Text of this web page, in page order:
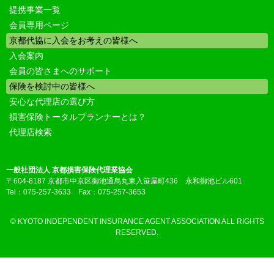
提携事業一覧
会員専用ページ
京都代協に入会をお考えの皆様へ
入会案内
会員の皆さまへのサポート
保険を検討中の皆様へ
安心な代理店の選び方
損害保険トータルプランナーとは？
代理店検索
一般社団法人 京都損害保険代理業協会
〒604-8187 京都市中京区御池通烏丸東入笹屋町436 永和御池ビル601
Tel：075-257-3633 Fax：075-257-3653
© KYOTO INDEPENDENT INSURANCE AGENT ASSOCIATION ALL RIGHTS
RESERVED.